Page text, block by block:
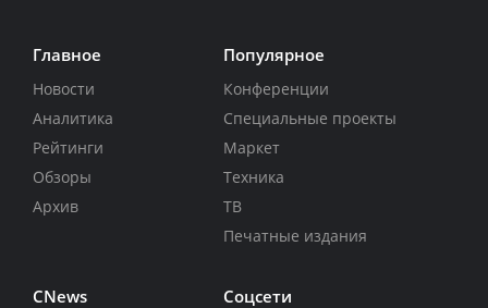
Главное
Новости
Аналитика
Рейтинги
Обзоры
Архив
Популярное
Конференции
Специальные проекты
Маркет
Техника
ТВ
Печатные издания
CNews Соцсети